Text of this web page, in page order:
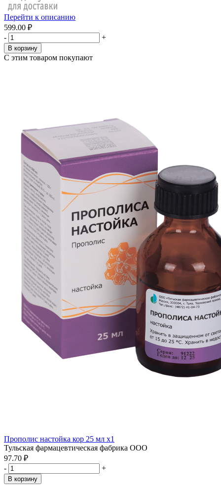
Перейти к описанию
599.00 ₽
-
+
В корзину
С этим товаром покупают
Прополис настойка кор 25 мл x1
Тульская фармацевтическая фабрика ООО
97.70 ₽
-
+
В корзину